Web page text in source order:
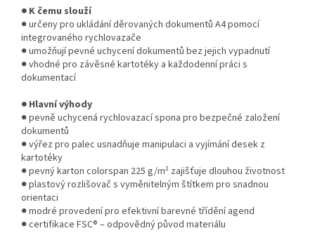
● K čemu slouží
● určeny pro ukládání děrovaných dokumentů A4 pomocí
integrovaného rychlovazače
● umožňují pevné uchycení dokumentů bez jejich vypadnutí
● vhodné pro závěsné kartotéky a každodenní práci s
dokumentací
● Hlavní výhody
● pevně uchycená rychlovazací spona pro bezpečné založení
dokumentů
● výřez pro palec usnadňuje manipulaci a vyjímání desek z
kartotéky
● pevný karton colorspan 225 g/m² zajišťuje dlouhou životnost
● plastový rozlišovač s vyměnitelným štítkem pro snadnou
orientaci
● modré provedení pro efektivní barevné třídění agend
● certifikace FSC® – odpovědný původ materiálu